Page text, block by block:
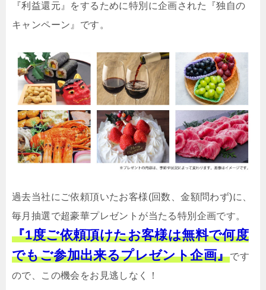
『利益還元』をするために特別に企画された『独自の
キャンペーン』です。
過去当社にご依頼頂いたお客様(回数、金額問わず)に、
毎月抽選で超豪華プレゼントが当たる特別企画です。
『1度ご依頼頂けたお客様は無料で何度
でもご参加出来るプレゼント企画』です
ので、この機会をお見逃しなく！